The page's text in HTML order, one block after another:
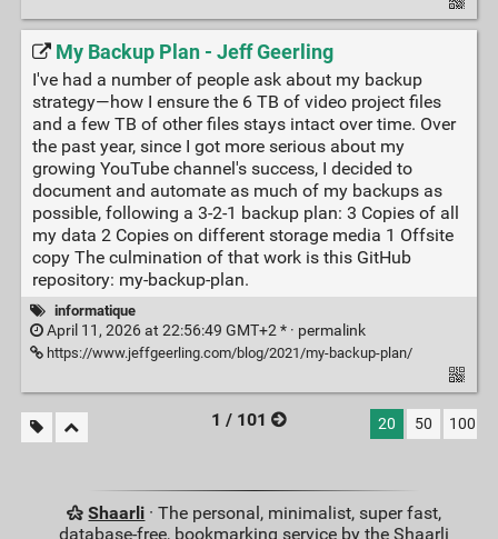
My Backup Plan - Jeff Geerling
I've had a number of people ask about my backup
strategy—how I ensure the 6 TB of video project files
and a few TB of other files stays intact over time. Over
the past year, since I got more serious about my
growing YouTube channel's success, I decided to
document and automate as much of my backups as
possible, following a 3-2-1 backup plan: 3 Copies of all
my data 2 Copies on different storage media 1 Offsite
copy The culmination of that work is this GitHub
repository: my-backup-plan.
informatique
April 11, 2026 at 22:56:49 GMT+2 * · permalink
https://www.jeffgeerling.com/blog/2021/my-backup-plan/
1 / 101 20 50 100
Shaarli · The personal, minimalist, super fast,
database-free, bookmarking service by the Shaarli